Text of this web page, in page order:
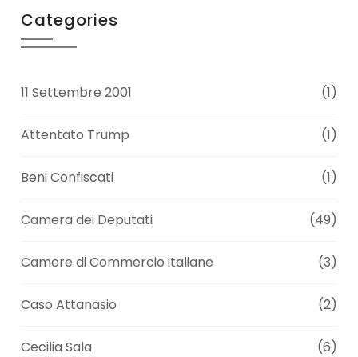
Categories
11 Settembre 2001 (1)
Attentato Trump (1)
Beni Confiscati (1)
Camera dei Deputati (49)
Camere di Commercio italiane (3)
Caso Attanasio (2)
Cecilia Sala (6)